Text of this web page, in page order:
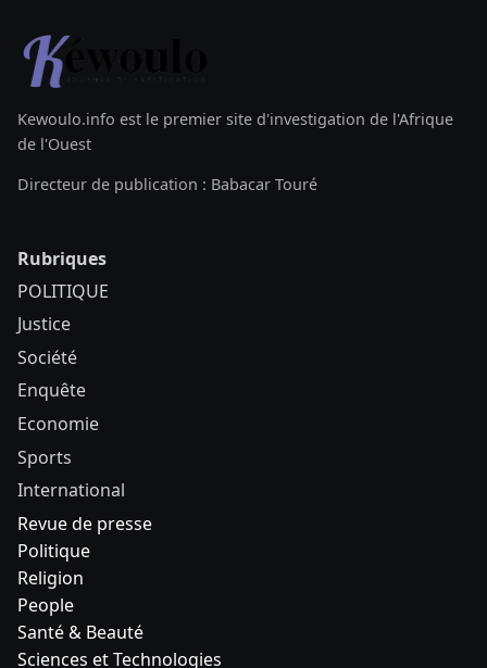
Kewoulo.info est le premier site d'investigation de l'Afrique
de l'Ouest
Directeur de publication : Babacar Touré
Rubriques
POLITIQUE
Justice
Société
Enquête
Economie
Sports
International
Revue de presse
Politique
Religion
People
Santé & Beauté
Sciences et Technologies